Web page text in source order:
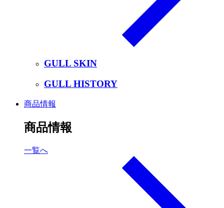
GULL SKIN
GULL HISTORY
商品情報
商品情報
一覧へ